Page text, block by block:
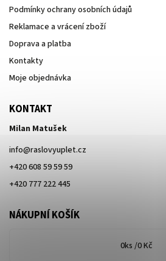
Podmínky ochrany osobních údajů
Reklamace a vrácení zboží
Doprava a platba
Kontakty
Moje objednávka
KONTAKT
Milan Matušek
info@raslovyuplet.cz
+420 608 59 59 59
+420 777 222 445
NÁKUPNÍ KOŠÍK
0ks /0 Kč